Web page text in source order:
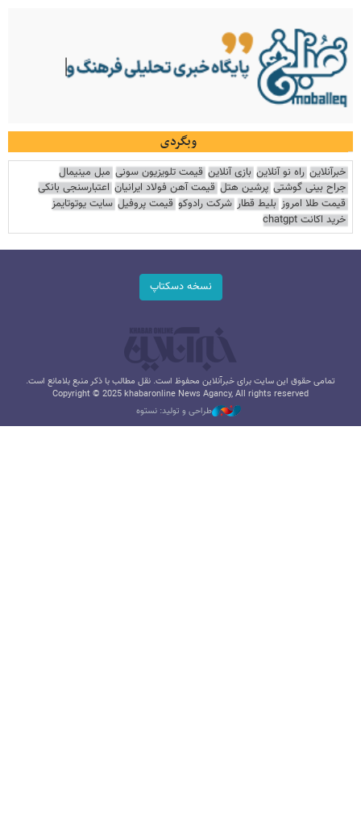
وبگردی
خبرآنلاین راه نو آنلاین بازی آنلاین قیمت تلویزیون سونی مبل مینیمال
جراح بینی گوشتی پرشین هتل قیمت آهن فولاد ایرانیان اعتبارسنجی بانکی
قیمت طلا امروز بلیط قطار شرکت رادوکو قیمت پروفیل سایت یوتوتایمز
خرید اکانت chatgpt
نسخه دسکتاپ
تمامی حقوق این سایت برای خبرآنلاین محفوظ است. نقل مطالب با ذکر منبع بلامانع است.
Copyright © 2025 khabaronline News Agancy, All rights reserved
طراحی و تولید: نستوه